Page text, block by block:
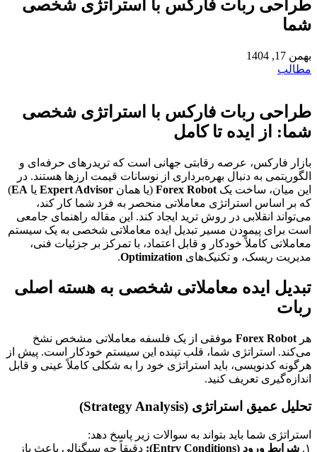
طراحی ربات فارکس با استراتژی شخصی
شما
بهمن 17, 1404
مطالب
طراحی ربات فارکس با استراتژی شخصی
شما: از ایده تا کامل
بازار فارکس، عرصه رقابتی جهانی است که تریدرهای حرفه‌ای و
الگوریتمی به دنبال بهره‌برداری از نوسانات قیمت ارزها هستند. در
این میان، ساخت یک Forex Robot (یا همان Expert Advisor یا EA
)
که بر اساس استراتژی معاملاتی منحصر به فرد شما کار کند،
می‌تواند انقلابی در روش ترید ایجاد کند. این مقاله راهنمای جامعی
است برای پیمودن مسیر تبدیل ایده معاملاتی شخصی به یک سیستم
معاملاتی کاملاً خودکار و قابل اعتماد، با تمرکز بر جزئیات فنی،
مدیریت ریسک، و تکنیک‌های Optimization
.
تبدیل ایده معاملاتی شخصی به هسته اصلی
ربات
هر Forex Robot موفقی از یک فلسفه معاملاتی مشخص نشخ
می‌کند. استراتژی شما، قلب تپنده این سیستم خودکار است. پیش از
هرگونه کدنویسی، باید استراتژی خود را به شکلی کاملاً عینی و قابل
اندازه‌گیری تعریف کنید.
تحلیل عمیق استراتژی (Strategy Analysis)
استراتژی شما باید بتواند به سوالات زیر پاسخ دهد:
۱. شرایط ورود (Entry Conditions): دقیقاً چه سیگنالی باعث باز